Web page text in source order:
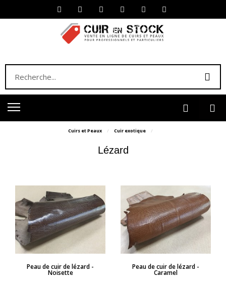
Cuirs et Peaux Cuir exotique
Lézard
APERÇU RAPIDE
Peau de cuir de lézard -
Noisette
APERÇU RAPIDE
Peau de cuir de lézard -
Caramel